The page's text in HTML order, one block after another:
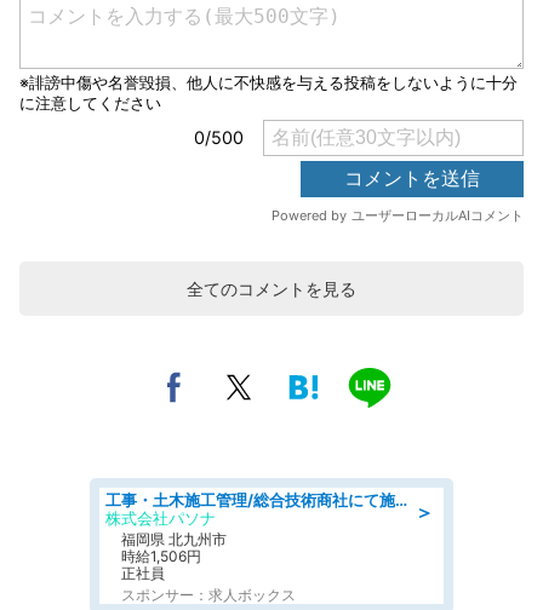
全てのコメントを見る
＞
工事・土木施工管理/総合技術商社にて施工管理のお仕事/即日勤務可/車通勤可/工事・土木施工管理/生産・品質管理
株式会社パソナ
福岡県 北九州市
時給1,506円
正社員
スポンサー：求人ボックス